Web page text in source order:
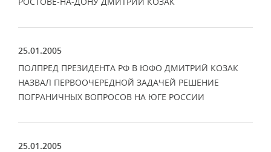
25.01.2005
ПОЛПРЕД ПРЕЗИДЕНТА РФ В ЮФО ДМИТРИЙ КОЗАК
НАЗВАЛ ПЕРВООЧЕРЕДНОЙ ЗАДАЧЕЙ РЕШЕНИЕ
ПОГРАНИЧНЫХ ВОПРОСОВ НА ЮГЕ РОССИИ
25.01.2005